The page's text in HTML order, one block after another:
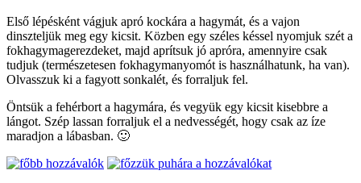
Első lépésként vágjuk apró kockára a hagymát, és a vajon
dinszteljük meg egy kicsit. Közben egy széles késsel nyomjuk szét a
fokhagymagerezdeket, majd aprítsuk jó apróra, amennyire csak
tudjuk (természetesen fokhagymanyomót is használhatunk, ha van).
Olvasszuk ki a fagyott sonkalét, és forraljuk fel.
Öntsük a fehérbort a hagymára, és vegyük egy kicsit kisebbre a
lángot. Szép lassan forraljuk el a nedvességét, hogy csak az íze
maradjon a lábasban. 🙂